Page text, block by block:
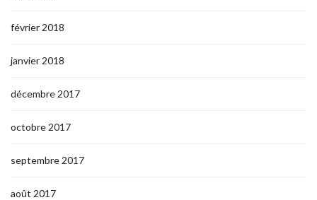
février 2018
janvier 2018
décembre 2017
octobre 2017
septembre 2017
août 2017